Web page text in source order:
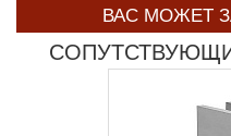
ВАС МОЖЕТ